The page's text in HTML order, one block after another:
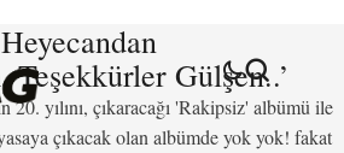
Teşekkürler Gülşen..’
20. yılını, çıkaracağı 'Rakipsiz' albümü ile
çıkacak olan albümde yok yok! fakat